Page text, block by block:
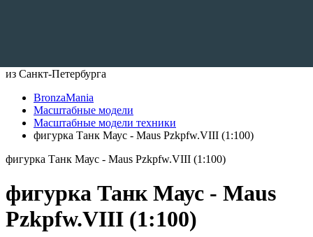
из Санкт-Петербурга
BronzaMania
Масштабные модели
Масштабные модели техники
фигурка Танк Маус - Maus Pzkpfw.VIII (1:100)
фигурка Танк Маус - Maus Pzkpfw.VIII (1:100)
фигурка Танк Маус - Maus
Pzkpfw.VIII (1:100)